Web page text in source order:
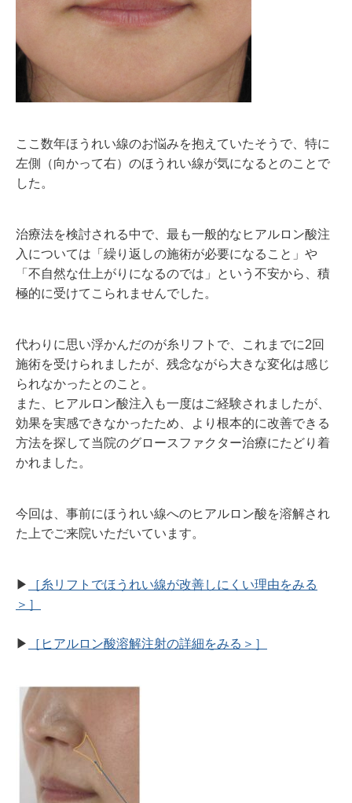
ここ数年ほうれい線のお悩みを抱えていたそうで、特に
左側（向かって右）のほうれい線が気になるとのことで
した。
治療法を検討される中で、最も一般的なヒアルロン酸注
入については「繰り返しの施術が必要になること」や
「不自然な仕上がりになるのでは」という不安から、積
極的に受けてこられませんでした。
代わりに思い浮かんだのが糸リフトで、これまでに2回
施術を受けられましたが、残念ながら大きな変化は感じ
られなかったとのこと。
また、ヒアルロン酸注入も一度はご経験されましたが、
効果を実感できなかったため、より根本的に改善できる
方法を探して当院のグロースファクター治療にたどり着
かれました。
今回は、事前にほうれい線へのヒアルロン酸を溶解され
た上でご来院いただいています。
▶︎
［糸リフトでほうれい線が改善しにくい理由をみる
＞］
▶︎ ［ヒアルロン酸溶解注射の詳細をみる＞］